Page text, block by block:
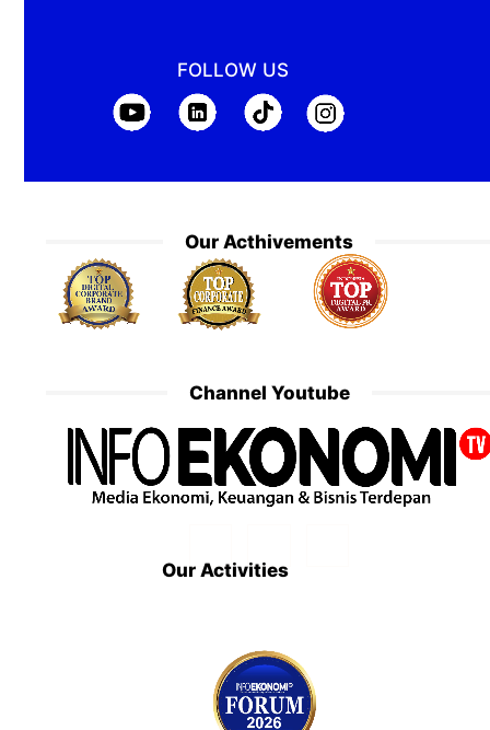
FOLLOW US
Our Acthivements
Channel Youtube
Our Activities